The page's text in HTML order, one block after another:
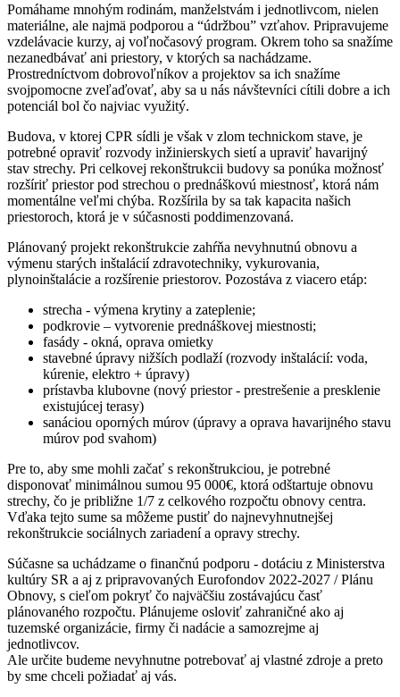
Pomáhame mnohým rodinám, manželstvám i jednotlivcom, nielen
materiálne, ale najmä podporou a “údržbou” vzťahov. Pripravujeme
vzdelávacie kurzy, aj voľnočasový program. Okrem toho sa snažíme
nezanedbávať ani priestory, v ktorých sa nachádzame.
Prostredníctvom dobrovoľníkov a projektov sa ich snažíme
svojpomocne zveľaďovať, aby sa u nás návštevníci cítili dobre a ich
potenciál bol čo najviac využitý.
Budova, v ktorej CPR sídli je však v zlom technickom stave, je
potrebné opraviť rozvody inžinierskych sietí a upraviť havarijný
stav strechy. Pri celkovej rekonštrukcii budovy sa ponúka možnosť
rozšíriť priestor pod strechou o prednáškovú miestnosť, ktorá nám
momentálne veľmi chýba. Rozšírila by sa tak kapacita našich
priestoroch, ktorá je v súčasnosti poddimenzovaná.
Plánovaný projekt rekonštrukcie zahŕňa nevyhnutnú obnovu a
výmenu starých inštalácií zdravotechniky, vykurovania,
plynoinštalácie a rozšírenie priestorov. Pozostáva z viacero etáp:
strecha - výmena krytiny a zateplenie;
podkrovie – vytvorenie prednáškovej miestnosti;
fasády - okná, oprava omietky
stavebné úpravy nižších podlaží (rozvody inštalácií: voda,
kúrenie, elektro + úpravy)
prístavba klubovne (nový priestor - prestrešenie a presklenie
existujúcej terasy)
sanáciou oporných múrov (úpravy a oprava havarijného stavu
múrov pod svahom)
Pre to, aby sme mohli začať s rekonštrukciou, je potrebné
disponovať minimálnou sumou 95 000€, ktorá odštartuje obnovu
strechy, čo je približne 1/7 z celkového rozpočtu obnovy centra.
Vďaka tejto sume sa môžeme pustiť do najnevyhnutnejšej
rekonštrukcie sociálnych zariadení a opravy strechy.
Súčasne sa uchádzame o finančnú podporu - dotáciu z Ministerstva
kultúry SR a aj z pripravovaných Eurofondov 2022-2027 / Plánu
Obnovy, s cieľom pokryť čo najväčšiu zostávajúcu časť
plánovaného rozpočtu. Plánujeme osloviť zahraničné ako aj
tuzemské organizácie, firmy či nadácie a samozrejme aj
jednotlivcov.
Ale určite budeme nevyhnutne potrebovať aj vlastné zdroje a preto
by sme chceli požiadať aj vás.